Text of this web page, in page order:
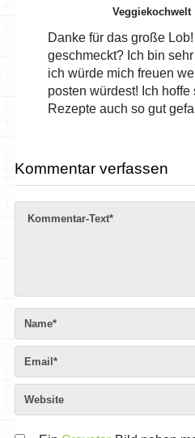
Veggiekochwelt
Danke für das große
geschmeckt? Ich bin
ich würde mich freuen
posten würdest! Ich
Rezepte auch so gut
Kommentar verfassen